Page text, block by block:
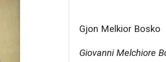
Gjon Melkior Bosko
Giovanni Melchiore